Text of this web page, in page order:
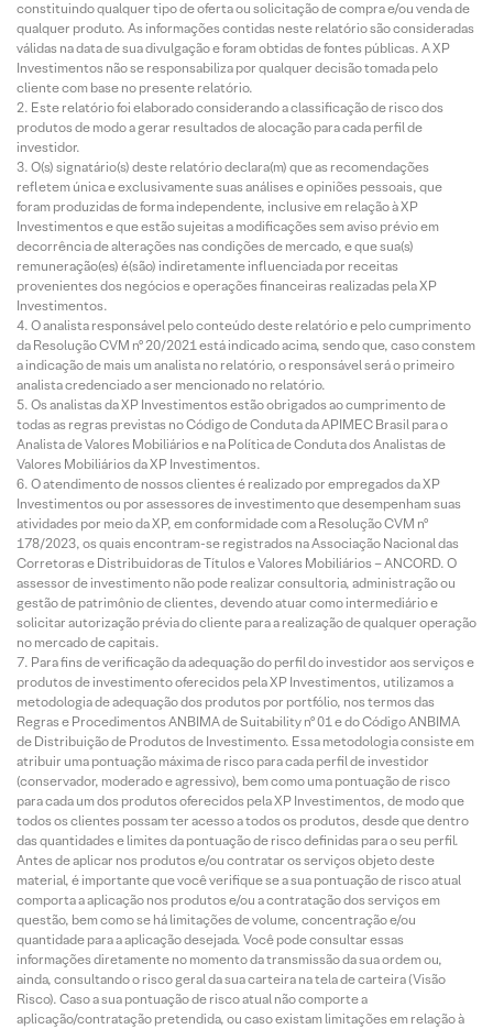
constituindo qualquer tipo de oferta ou solicitação de compra e/ou venda de
qualquer produto. As informações contidas neste relatório são consideradas
válidas na data de sua divulgação e foram obtidas de fontes públicas. A XP
Investimentos não se responsabiliza por qualquer decisão tomada pelo
cliente com base no presente relatório.
Este relatório foi elaborado considerando a classificação de risco dos
produtos de modo a gerar resultados de alocação para cada perfil de
investidor.
O(s) signatário(s) deste relatório declara(m) que as recomendações
refletem única e exclusivamente suas análises e opiniões pessoais, que
foram produzidas de forma independente, inclusive em relação à XP
Investimentos e que estão sujeitas a modificações sem aviso prévio em
decorrência de alterações nas condições de mercado, e que sua(s)
remuneração(es) é(são) indiretamente influenciada por receitas
provenientes dos negócios e operações financeiras realizadas pela XP
Investimentos.
O analista responsável pelo conteúdo deste relatório e pelo cumprimento
da Resolução CVM nº 20/2021 está indicado acima, sendo que, caso constem
a indicação de mais um analista no relatório, o responsável será o primeiro
analista credenciado a ser mencionado no relatório.
Os analistas da XP Investimentos estão obrigados ao cumprimento de
todas as regras previstas no Código de Conduta da APIMEC Brasil para o
Analista de Valores Mobiliários e na Política de Conduta dos Analistas de
Valores Mobiliários da XP Investimentos.
O atendimento de nossos clientes é realizado por empregados da XP
Investimentos ou por assessores de investimento que desempenham suas
atividades por meio da XP, em conformidade com a Resolução CVM nº
178/2023, os quais encontram-se registrados na Associação Nacional das
Corretoras e Distribuidoras de Títulos e Valores Mobiliários – ANCORD. O
assessor de investimento não pode realizar consultoria, administração ou
gestão de patrimônio de clientes, devendo atuar como intermediário e
solicitar autorização prévia do cliente para a realização de qualquer operação
no mercado de capitais.
Para fins de verificação da adequação do perfil do investidor aos serviços e
produtos de investimento oferecidos pela XP Investimentos, utilizamos a
metodologia de adequação dos produtos por portfólio, nos termos das
Regras e Procedimentos ANBIMA de Suitability nº 01 e do Código ANBIMA
de Distribuição de Produtos de Investimento. Essa metodologia consiste em
atribuir uma pontuação máxima de risco para cada perfil de investidor
(conservador, moderado e agressivo), bem como uma pontuação de risco
para cada um dos produtos oferecidos pela XP Investimentos, de modo que
todos os clientes possam ter acesso a todos os produtos, desde que dentro
das quantidades e limites da pontuação de risco definidas para o seu perfil.
Antes de aplicar nos produtos e/ou contratar os serviços objeto deste
material, é importante que você verifique se a sua pontuação de risco atual
comporta a aplicação nos produtos e/ou a contratação dos serviços em
questão, bem como se há limitações de volume, concentração e/ou
quantidade para a aplicação desejada. Você pode consultar essas
informações diretamente no momento da transmissão da sua ordem ou,
ainda, consultando o risco geral da sua carteira na tela de carteira (Visão
Risco). Caso a sua pontuação de risco atual não comporte a
aplicação/contratação pretendida, ou caso existam limitações em relação à